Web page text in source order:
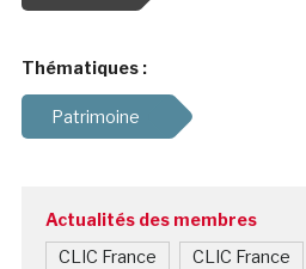
Thématiques :
Patrimoine
Actualités des membres
CLIC France CLIC France